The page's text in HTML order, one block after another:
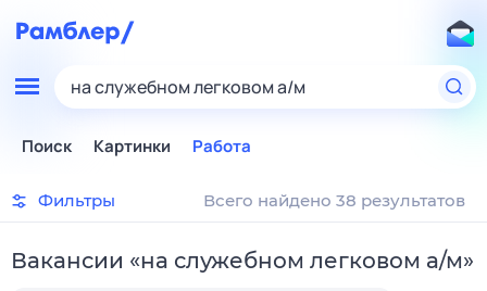
на служебном легковом а/м
Поиск Картинки Работа
Фильтры Всего найдено 38 результатов
Вакансии «на служебном легковом а/м»